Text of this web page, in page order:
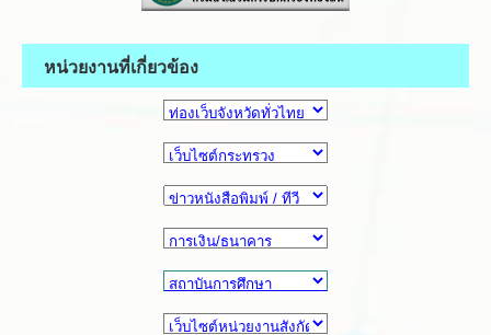
หน่วยงานที่เกี่ยวข้อง